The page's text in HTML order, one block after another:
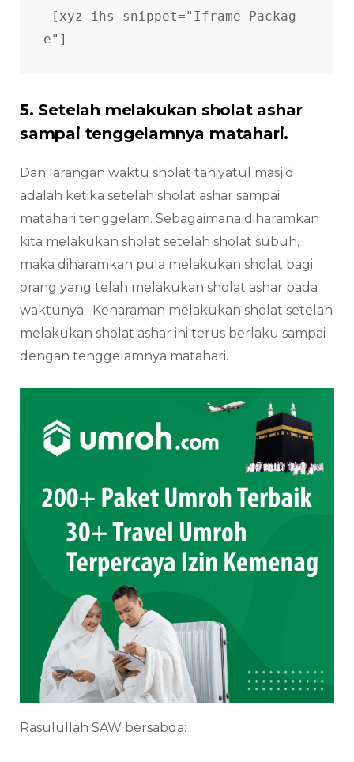
[xyz-ihs snippet="Iframe-Packag
e"]
5. Setelah melakukan sholat ashar
sampai tenggelamnya matahari.
Dan larangan waktu sholat tahiyatul masjid
adalah ketika setelah sholat ashar sampai
matahari tenggelam. Sebagaimana diharamkan
kita melakukan sholat setelah sholat subuh,
maka diharamkan pula melakukan sholat bagi
orang yang telah melakukan sholat ashar pada
waktunya. Keharaman melakukan sholat setelah
melakukan sholat ashar ini terus berlaku sampai
dengan tenggelamnya matahari.
Rasulullah SAW bersabda: